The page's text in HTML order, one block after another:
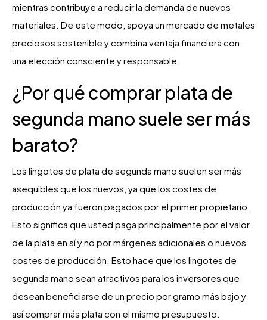
mientras contribuye a reducir la demanda de nuevos
materiales. De este modo, apoya un mercado de metales
preciosos sostenible y combina ventaja financiera con
una elección consciente y responsable.
¿Por qué comprar plata de
segunda mano suele ser más
barato?
Los lingotes de plata de segunda mano suelen ser más
asequibles que los nuevos, ya que los costes de
producción ya fueron pagados por el primer propietario.
Esto significa que usted paga principalmente por el valor
de la plata en sí y no por márgenes adicionales o nuevos
costes de producción. Esto hace que los lingotes de
segunda mano sean atractivos para los inversores que
desean beneficiarse de un precio por gramo más bajo y
así comprar más plata con el mismo presupuesto.